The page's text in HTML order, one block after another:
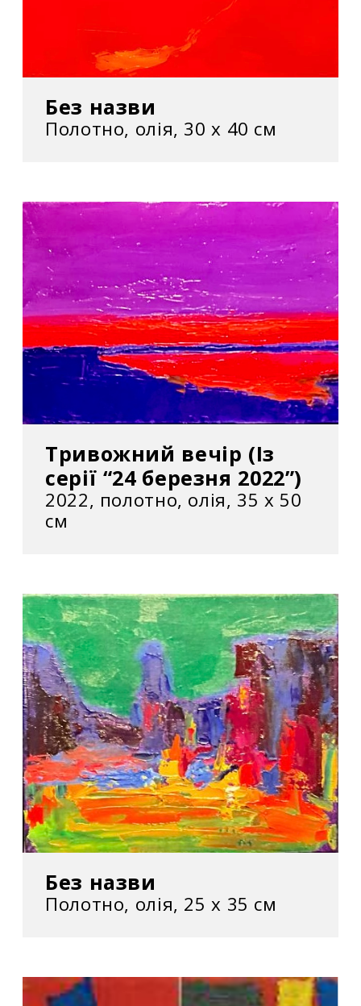
Без назви
Полотно, олія, 30 х 40 см
Тривожний вечір (Із
серії “24 березня 2022”)
2022, полотно, олія, 35 х 50
см
Без назви
Полотно, олія, 25 х 35 см